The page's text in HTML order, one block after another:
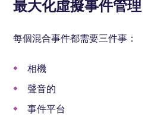
最大化虛擬事件管理
每個混合事件都需要三件事：
相機
聲音的
事件平台